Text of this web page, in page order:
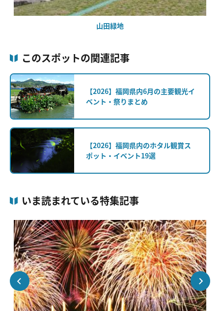
山田緑地
このスポットの関連記事
【2026】福岡県内6月の主要観光イ
ベント・祭りまとめ
【2026】福岡県内のホタル観賞ス
ポット・イベント19選
いま読まれている特集記事